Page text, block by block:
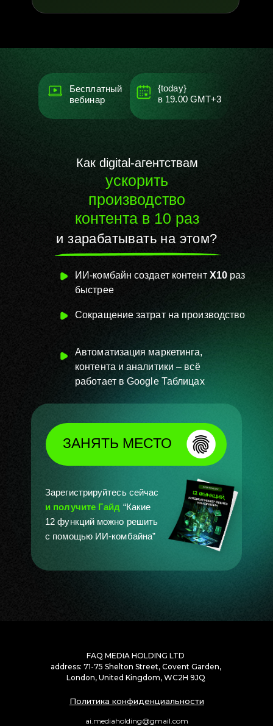
Бесплатный
вебинар
Сокращение затрат на производство
Автоматизация маркетинга,
контента и аналитики – всё
работает в Google Таблицах
ускорить
производство
контента в 10 раз
{today}
в 19.00 GMT+3
Как digital-агентствам
ИИ-комбайн создает контентХ10 раз
быстрее
и зарабатывать на этом?
Зарегистрируйтесь сейчас
и получите Гайд “Какие
12 функций можно решить
с помощью ИИ-комбайна”
ЗАНЯТЬ МЕСТО
FAQ MEDIA HOLDING LTD
address: 71-75 Shelton Street, Covent Garden,
London, United Kingdom, WC2H 9JQ
Политика конфиденциальности
ai.mediaholding@gmail.com